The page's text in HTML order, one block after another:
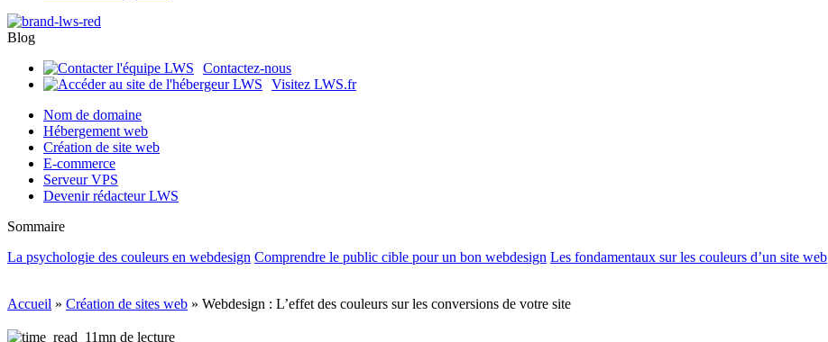
Blog
Contactez-nous
Visitez LWS.fr
Nom de domaine
Hébergement web
Création de site web
E-commerce
Serveur VPS
Devenir rédacteur LWS
Sommaire
La psychologie des couleurs en webdesign Comprendre le public cible pour un bon webdesign Les fondamentaux sur les couleurs d’un site web
Accueil » Création de sites web » Webdesign : L’effet des couleurs sur les conversions de votre site
11mn de lecture